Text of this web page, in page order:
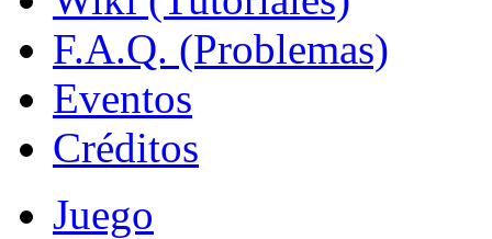
F.A.Q. (Problemas)
Eventos
Créditos
Juego